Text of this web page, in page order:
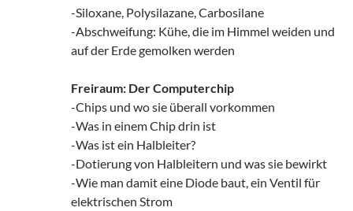
-Siloxane, Polysilazane, Carbosilane
-Abschweifung: Kühe, die im Himmel weiden und
auf der Erde gemolken werden
Freiraum: Der Computerchip
-Chips und wo sie überall vorkommen
-Was in einem Chip drin ist
-Was ist ein Halbleiter?
-Dotierung von Halbleitern und was sie bewirkt
-Wie man damit eine Diode baut, ein Ventil für
elektrischen Strom